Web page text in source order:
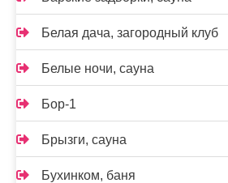
Белая дача, загородный клуб
Белые ночи, сауна
Бор-1
Брызги, сауна
Бухинком, баня